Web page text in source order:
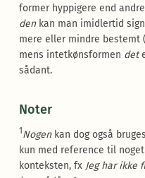
former hyppigere end
den kan man imidlertid
mere eller mindre bestemt
mens intetkønsformen det
sådant.
Noter
1 Nogenkan dog også
kun med reference til
konteksten, fx Jeg har ikke